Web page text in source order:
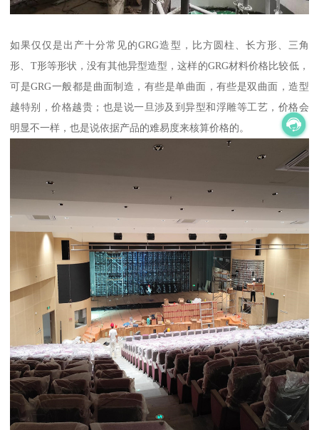
如果仅仅是出产十分常见的GRG造型，比方圆柱、长方形、三角
形、T形等形状，没有其他异型造型，这样的GRG材料价格比较低，
可是GRG一般都是曲面制造，有些是单曲面，有些是双曲面，造型
越特别，价格越贵；也是说一旦涉及到异型和浮雕等工艺，价格会
明显不一样，也是说依据产品的难易度来核算价格的。